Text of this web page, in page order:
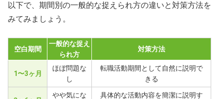
以下で、期間別の一般的な捉えられ方の違いと対策方法を
みてみましょう。
空白期間
一般的な捉え
られ方
対策方法
1〜3ヶ月
ほぼ問題な
し
転職活動期間として自然に説明で
きる
やや気にな
具体的な活動内容を簡潔に説明す